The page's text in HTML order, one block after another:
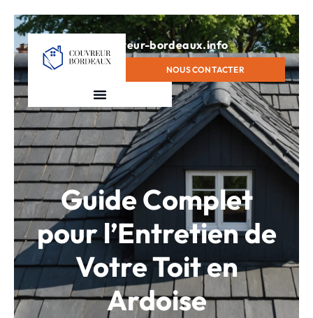
contact@couvreur-bordeaux.info
NOUS CONTACTER
Guide Complet
pour l’Entretien de
Votre Toit en
Ardoise